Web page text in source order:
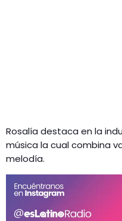
Rosalía destaca en la
música la cual combina
melodía.